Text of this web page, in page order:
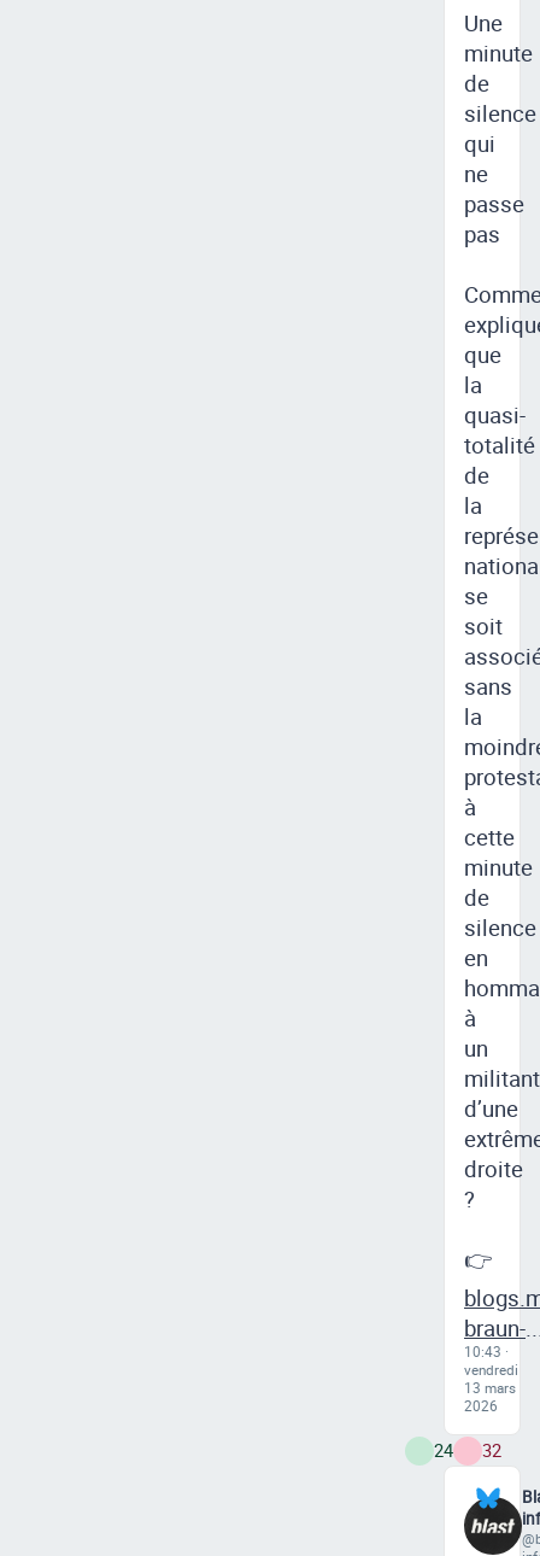
Une
minute
de
silence
qui
ne
passe
pas
que
la
quasi-
totalité
de
la
se
soit
sans
la
à
cette
minute
de
silence
en
à
un
militant
d’une
droite
?
👉
braun-
10:43 ·
vendredi
13 mars
2026
24 32